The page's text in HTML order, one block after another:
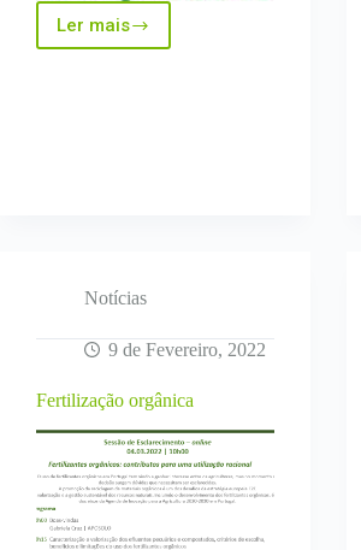
Ler mais
24H
AGRICULTURA
Notícias
9 de Fevereiro, 2022
Fertilização orgânica